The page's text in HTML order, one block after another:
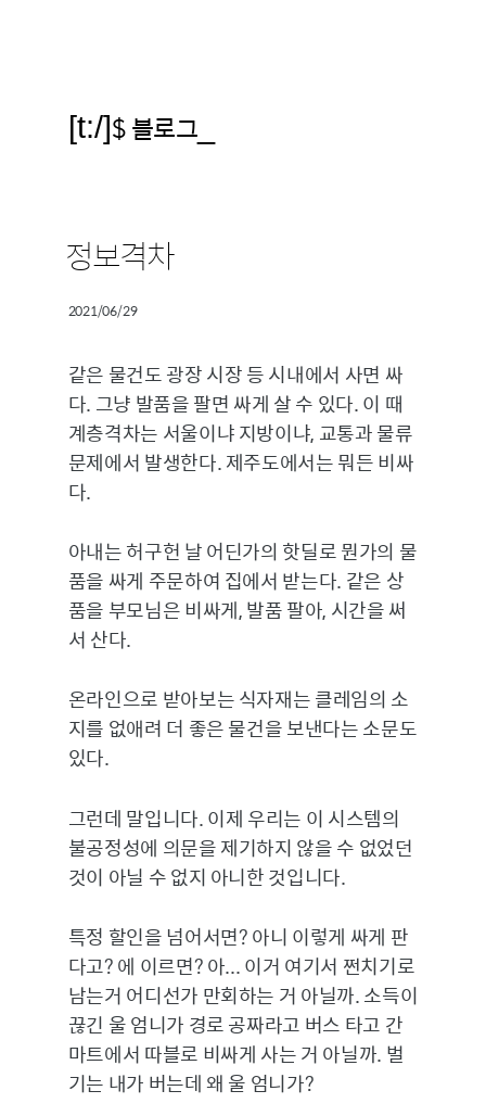
[t:/]$ 블로그
정보격차
2021/06/29
같은 물건도 광장 시장 등 시내에서 사면 싸
다. 그냥 발품을 팔면 싸게 살 수 있다. 이 때
계층격차는 서울이냐 지방이냐, 교통과 물류
문제에서 발생한다. 제주도에서는 뭐든 비싸
다.
아내는 허구헌 날 어딘가의 핫딜로 뭔가의 물
품을 싸게 주문하여 집에서 받는다. 같은 상
품을 부모님은 비싸게, 발품 팔아, 시간을 써
서 산다.
온라인으로 받아보는 식자재는 클레임의 소
지를 없애려 더 좋은 물건을 보낸다는 소문도
있다.
그런데 말입니다. 이제 우리는 이 시스템의
불공정성에 의문을 제기하지 않을 수 없었던
것이 아닐 수 없지 아니한 것입니다.
특정 할인을 넘어서면? 아니 이렇게 싸게 판
다고? 에 이르면? 아... 이거 여기서 쩐치기로
남는거 어디선가 만회하는 거 아닐까. 소득이
끊긴 울 엄니가 경로 공짜라고 버스 타고 간
마트에서 따블로 비싸게 사는 거 아닐까. 벌
기는 내가 버는데 왜 울 엄니가?